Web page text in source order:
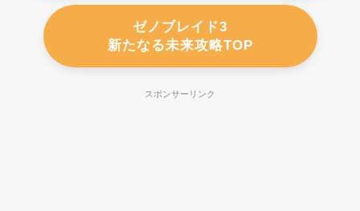
ゼノブレイド3
新たなる未来攻略TOP
スポンサーリンク